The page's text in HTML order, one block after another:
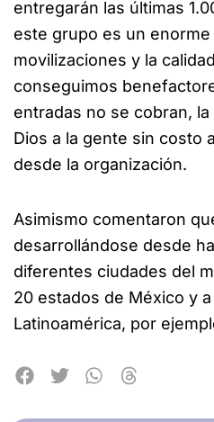
entregarán las últimas
este grupo es un
movilizaciones y la
conseguimos
entradas no se cobran,
Dios a la gente sin costo
desde la organización.
Asimismo comentaron
desarrollándose desde
diferentes ciudades del
20 estados de México y a
Latinoamérica, por